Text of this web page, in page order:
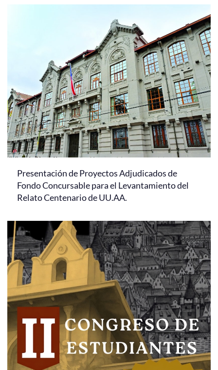
Presentación de Proyectos Adjudicados de
Fondo Concursable para el Levantamiento del
Relato Centenario de UU.AA.